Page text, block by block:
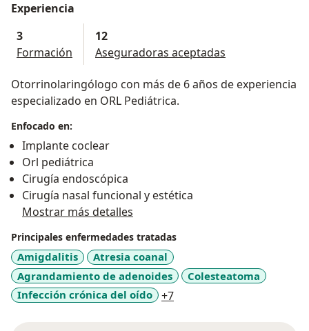
Experiencia
3
Formación
12
Aseguradoras aceptadas
Otorrinolaringólogo con más de 6 años de experiencia
especializado en ORL Pediátrica.
Enfocado en:
Implante coclear
Orl pediátrica
Cirugía endoscópica
Cirugía nasal funcional y estética
Mostrar más detalles
Principales enfermedades tratadas
Amigdalitis
Atresia coanal
Agrandamiento de adenoides
Colesteatoma
Infección crónica del oído
+7a11y_sr_more_diseases